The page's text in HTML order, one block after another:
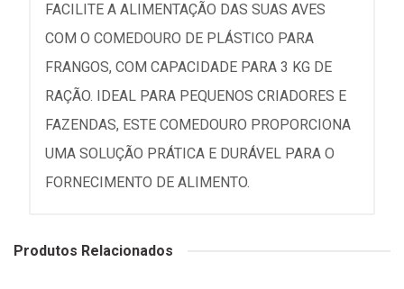
FACILITE A ALIMENTAÇÃO DAS SUAS AVES
COM O COMEDOURO DE PLÁSTICO PARA
FRANGOS, COM CAPACIDADE PARA 3 KG DE
RAÇÃO. IDEAL PARA PEQUENOS CRIADORES E
FAZENDAS, ESTE COMEDOURO PROPORCIONA
UMA SOLUÇÃO PRÁTICA E DURÁVEL PARA O
FORNECIMENTO DE ALIMENTO.
Produtos Relacionados